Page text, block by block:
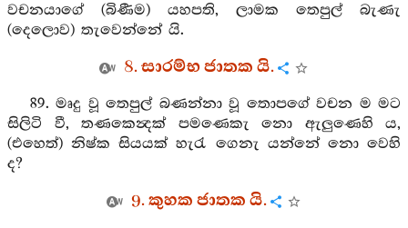
වචනයාගේ (බිණීම) යහපති, ලාමක තෙපුල් බැණැ
(දෙලොව) තැවෙන්නේ යි.
8. සාරම්භ ජාතක යි.
89. මෘදු වූ තෙපුල් බණන්නා වූ තොපගේ වචන ම මට
සිලිටි වී, තණකෙන්‍දක් පමණෙකැ නො ඇලුණෙහි ය,
(එහෙත්) නිෂ්ක සියයක් හැරැ ගෙනැ යන්නේ නො වෙහි
ද?
9. කුහක ජාතක යි.